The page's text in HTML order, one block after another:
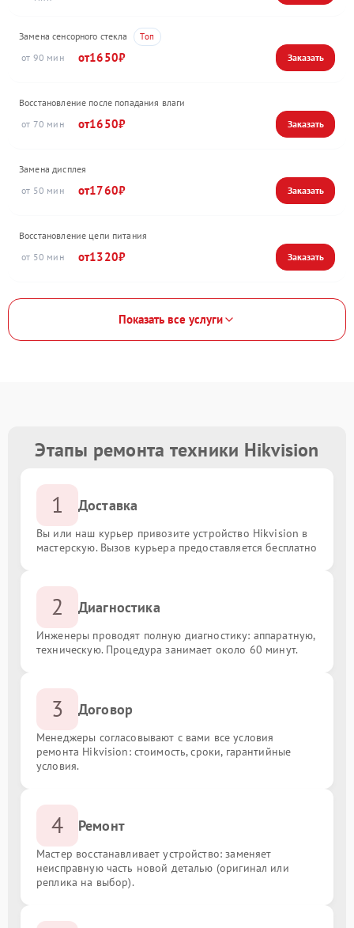
Замена сенсорного стекла
90
1650
Восстановление после попадания влаги
70
1650
Замена дисплея
50
1760
Восстановление цепи питания
50
1320
Показать все услуги
Этапы ремонта техники Hikvision
1 Доставка
Вы или наш курьер привозите устройство Hikvision в
мастерскую. Вызов курьера предоставляется бесплатно
2 Диагностика
Инженеры проводят полную диагностику: аппаратную,
техническую. Процедура занимает около 60 минут.
3 Договор
Менеджеры согласовывают с вами все условия
ремонта Hikvision: стоимость, сроки, гарантийные
условия.
4 Ремонт
Мастер восстанавливает устройство: заменяет
неисправную часть новой деталью (оригинал или
реплика на выбор).